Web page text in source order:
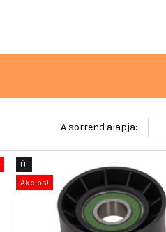
A sorrend alapja:
Új
Akciós!